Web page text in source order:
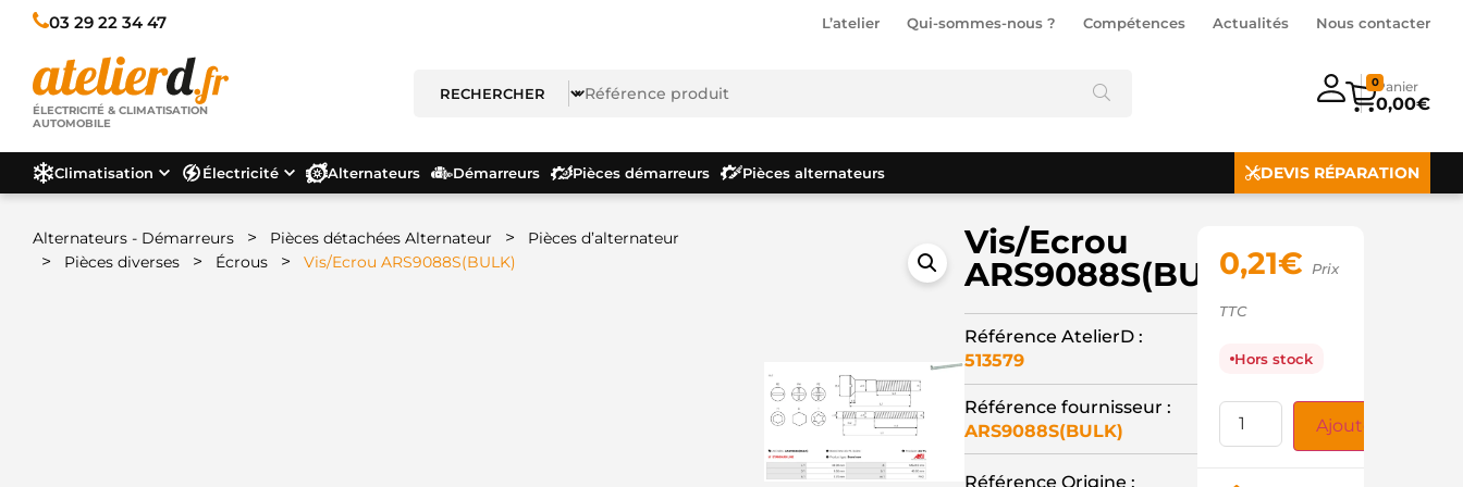
03 29 22 34 47 L’atelier Qui-sommes-nous ? Compétences Actualités Nous contacter
ÉLECTRICITÉ & CLIMATISATION
AUTOMOBILE
0,00€
0
Climatisation Électricité Alternateurs Démarreurs Pièces démarreurs Pièces alternateurs DEVIS RÉPARATION
Alternateurs - Démarreurs > Pièces détachées Alternateur > Pièces d’alternateur
> Pièces diverses > Écrous > Vis/Ecrou ARS9088S(BULK)
Vis/Ecrou
ARS9088S(BULK)
Référence AtelierD :
513579
Référence fournisseur :
ARS9088S(BULK)
Référence Origine :
0,21€ Prix
TTC
Hors stock
Ajouter au